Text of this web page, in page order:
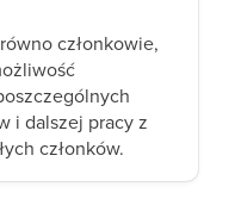
członkowie,
i dalszej pracy z
członków.